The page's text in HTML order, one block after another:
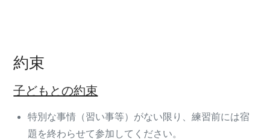
約束
子どもとの約束
特別な事情（習い事等）がない限り、練習前には宿
題を終わらせて参加してください。